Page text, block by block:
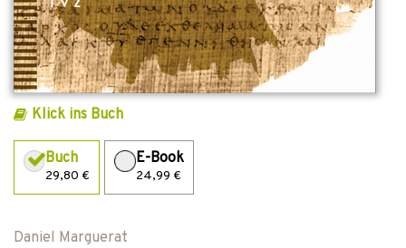
Klick ins Buch
Buch
29,80 €
E-Book
24,99 €
Daniel Marguerat